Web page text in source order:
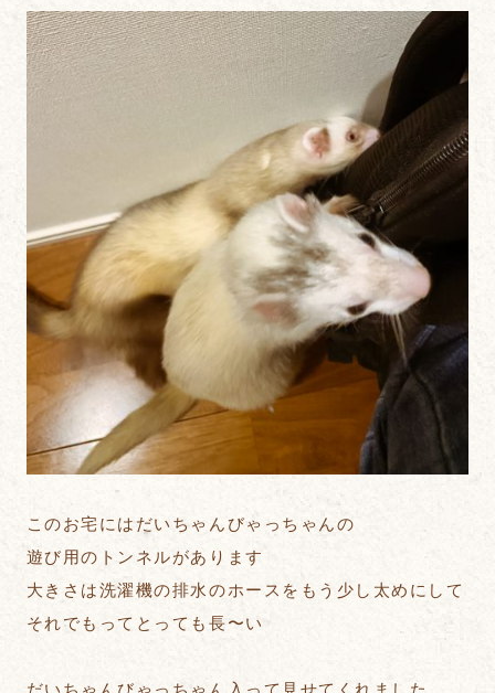
このお宅にはだいちゃんびゃっちゃんの
遊び用のトンネルがあります
大きさは洗濯機の排水のホースをもう少し太めにして
それでもってとっても長〜い